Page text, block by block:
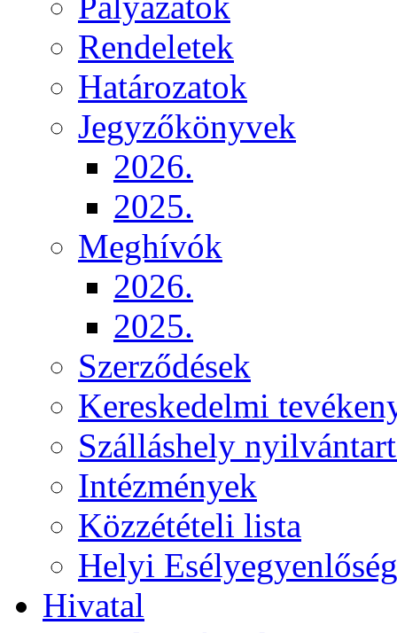
Rendeletek
Határozatok
Jegyzőkönyvek
2026.
2025.
Meghívók
2026.
2025.
Szerződések
Kereskedelmi
Szálláshely
Intézmények
Közzétételi lista
Helyi
Hivatal